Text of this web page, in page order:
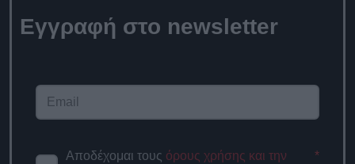
Εγγραφή στο newsletter
Αποδέχομαι τους όρους χρήσης και την
*